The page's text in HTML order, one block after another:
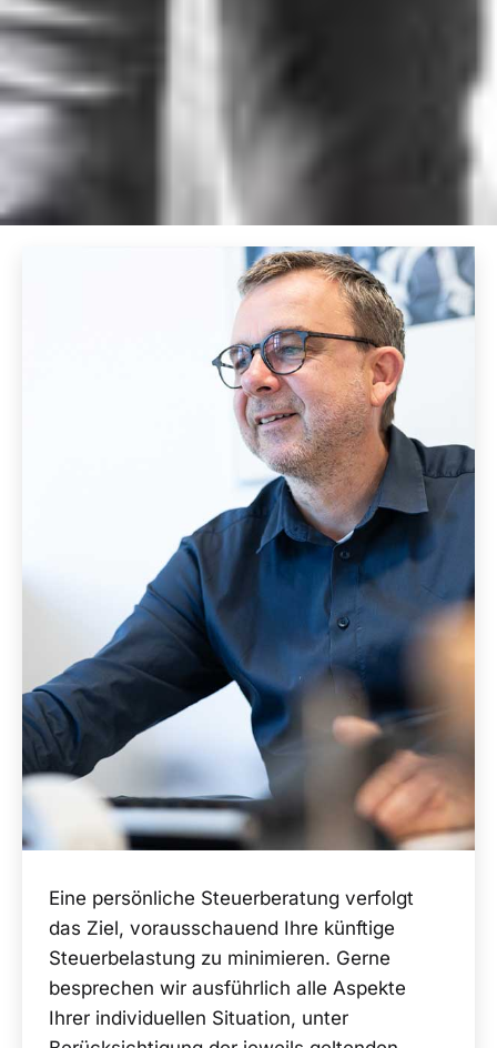
Eine persönliche Steuerberatung verfolgt
das Ziel, vorausschauend Ihre künftige
Steuerbelastung zu minimieren. Gerne
besprechen wir ausführlich alle Aspekte
Ihrer individuellen Situation, unter